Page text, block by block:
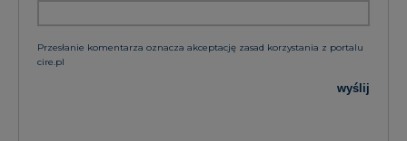
Przesłanie komentarza oznacza akceptację zasad korzystania z portalu
cire.pl
wyślij